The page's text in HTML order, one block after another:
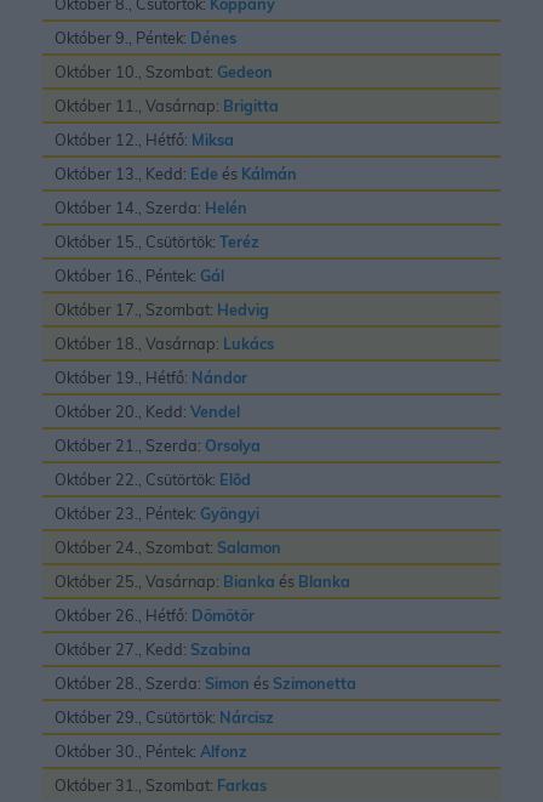
Október 9., Péntek: Dénes
Október 10., Szombat: Gedeon
Október 11., Vasárnap: Brigitta
Október 12., Hétfő: Miksa
Október 13., Kedd: Ede és Kálmán
Október 14., Szerda: Helén
Október 15., Csütörtök: Teréz
Október 16., Péntek: Gál
Október 17., Szombat: Hedvig
Október 18., Vasárnap: Lukács
Október 19., Hétfő: Nándor
Október 20., Kedd: Vendel
Október 21., Szerda: Orsolya
Október 22., Csütörtök: Elõd
Október 23., Péntek: Gyöngyi
Október 24., Szombat: Salamon
Október 25., Vasárnap: Bianka és Blanka
Október 26., Hétfő: Dömötör
Október 27., Kedd: Szabina
Október 28., Szerda: Simon és Szimonetta
Október 29., Csütörtök: Nárcisz
Október 30., Péntek: Alfonz
Október 31., Szombat: Farkas